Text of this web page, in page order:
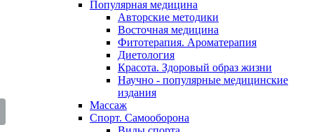
Популярная медицина
Авторские методики
Восточная медицина
Фитотерапия. Ароматерапия
Диетология
Красота. Здоровый образ жизни
Научно - популярные медицинские
издания
Массаж
Спорт. Самооборона